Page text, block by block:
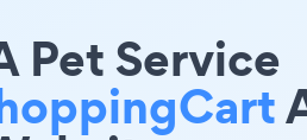
Pet Service